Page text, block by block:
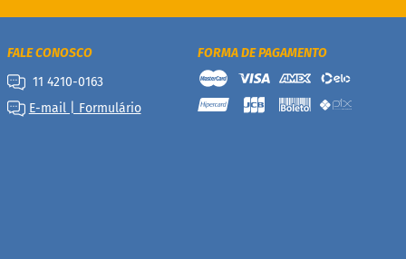
FALE CONOSCO
11 4210-0163
E-mail | Formulário
FORMA DE PAGAMENTO